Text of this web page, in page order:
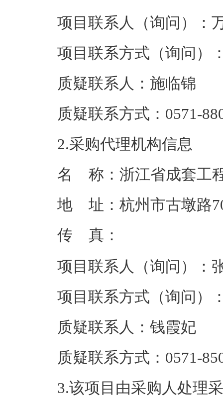
项目联系人（询问）：
项目联系方式（询问）
质疑联系人： 施临锦
质疑联系方式： 0571-
2.采购代理机构信
名 称： 浙江省成套工
地 址： 杭州市古墩路
传 真：
项目联系人（询问）：
项目联系方式（询问）
质疑联系人： 钱霞妃
质疑联系方式： 0571-
3.该项目由采购人处理